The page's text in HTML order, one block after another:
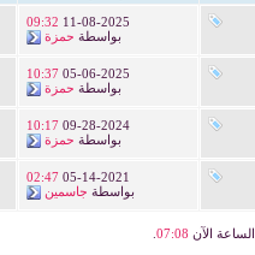
11-08-2025
09:32
بواسطة حمزة
05-06-2025
10:37
بواسطة حمزة
09-28-2024
10:17
بواسطة حمزة
05-14-2021
02:47
بواسطة جاسمين
الساعة الآن 07:08